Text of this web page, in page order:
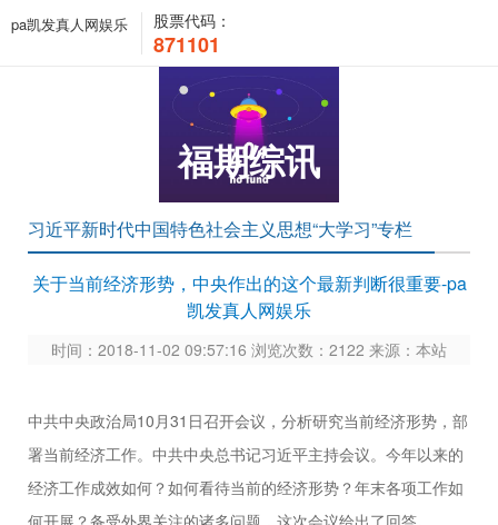
pa凯发真人网娱乐 股票代码：
871101
福期综讯
习近平新时代中国特色社会主义思想“大学习”专栏
关于当前经济形势，中央作出的这个最新判断很重要-pa
凯发真人网娱乐
时间：2018-11-02 09:57:16 浏览次数：2122 来源：本站
中共中央政治局10月31日召开会议，分析研究当前经济形势，部
署当前经济工作。中共中央总书记习近平主持会议。今年以来的
经济工作成效如何？如何看待当前的经济形势？年末各项工作如
何开展？备受外界关注的诸多问题，这次会议给出了回答。